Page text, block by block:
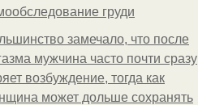
груди
замечало, что после
мужчина часто почти сразу
возбуждение, тогда как
может дольше сохранять